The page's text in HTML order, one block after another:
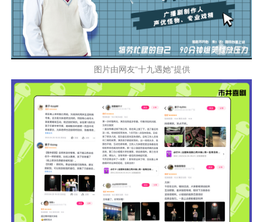
图片由网友“十九遇她”提供